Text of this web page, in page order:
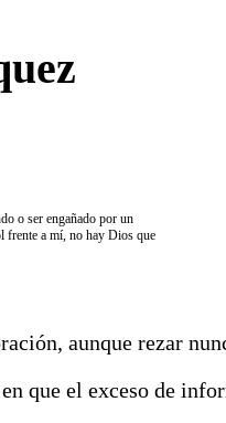
o ser engañado por un
frente a mí, no hay Dios que
aunque rezar
que el exceso de